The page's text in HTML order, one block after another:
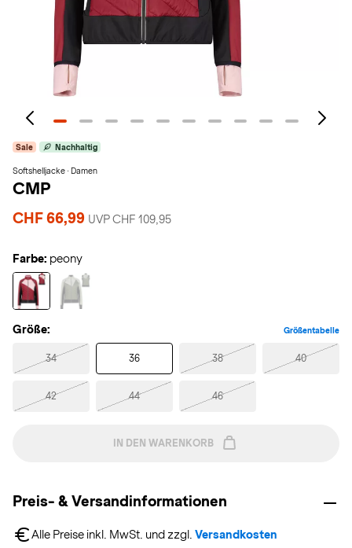
Sale Nachhaltig
Softshelljacke · Damen
CMP
CHF 66,99 UVP CHF 109,95
Farbe: peony
Größe: Größentabelle
34 36 38 40
42 44 46
IN DEN WARENKORB
Preis- & Versandinformationen
Alle Preise inkl. MwSt. und zzgl. Versandkosten